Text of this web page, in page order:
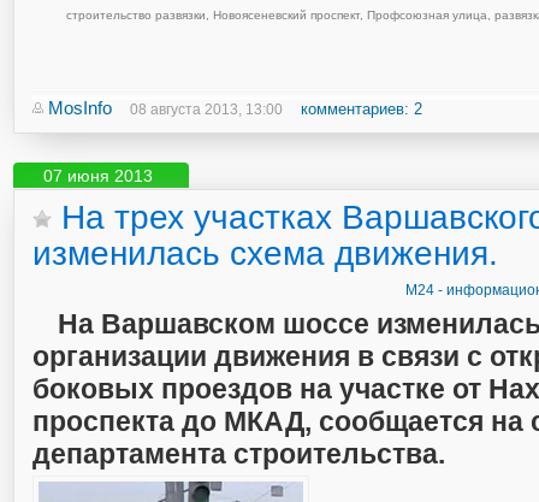
строительство развязки Новоясеневский проспект, Профсоюзная улица
MosInfo 08 августа 2013, 13:00 комментариев: 2
07 июня 2013
На трех участках
изменилась схема движения.
М24 -
На Варшавском шоссе
организации движения в связи с
боковых проездов на участке от
проспекта до МКАД, сообщается на
департамента строительства.